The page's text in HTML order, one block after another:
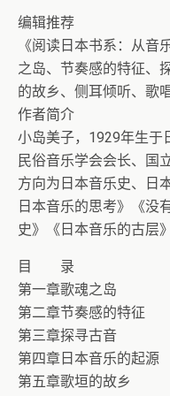
编辑推荐
《阅读日本书系：从音
之岛、节奏感的特征、
的故乡、侧耳倾听、歌
作者简介
小岛美子，1929年生于
民俗音乐学会会长、国
方向为日本音乐史、日
日本音乐的思考》《没
史》《日本音乐的古层》
目 录
第一章歌魂之岛
第二章节奏感的特征
第三章探寻古音
第四章日本音乐的起源
第五章歌垣的故乡